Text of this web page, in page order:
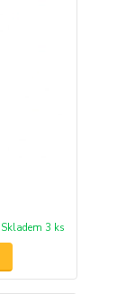
Skladem 3 ks